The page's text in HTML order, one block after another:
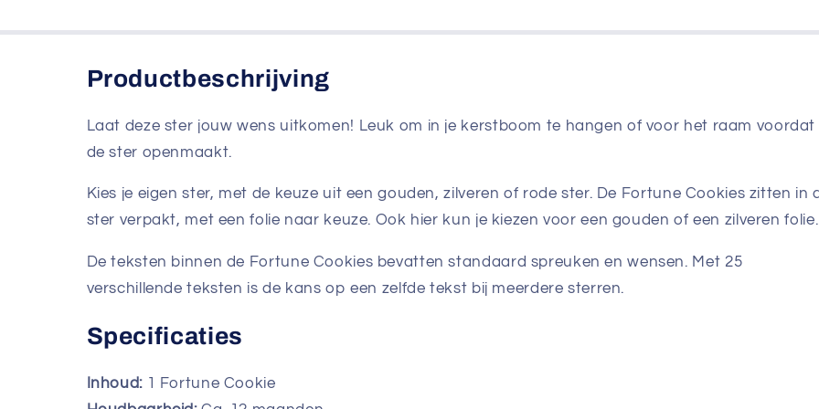
Productbeschrijving
Laat deze ster jouw wens uitkomen! Leuk om in je kerstboom te hangen of voor het raam voordat
de ster openmaakt.
Kies je eigen ster, met de keuze uit een gouden, zilveren of rode ster. De Fortune Cookies zitten in
ster verpakt, met een folie naar keuze. Ook hier kun je kiezen voor een gouden of een zilveren folie.
De teksten binnen de Fortune Cookies bevatten standaard spreuken en wensen. Met 25
verschillende teksten is de kans op een zelfde tekst bij meerdere sterren.
Specificaties
Inhoud: 1 Fortune Cookie